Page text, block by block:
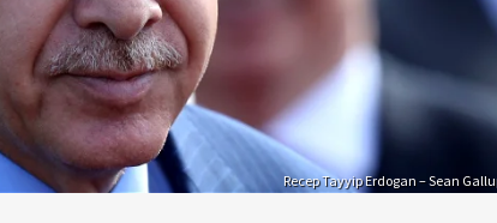
Recep Tayyip Erdogan – Sean